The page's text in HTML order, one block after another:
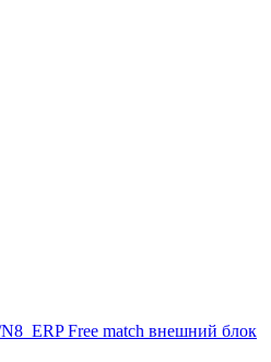
Free match внешний блок